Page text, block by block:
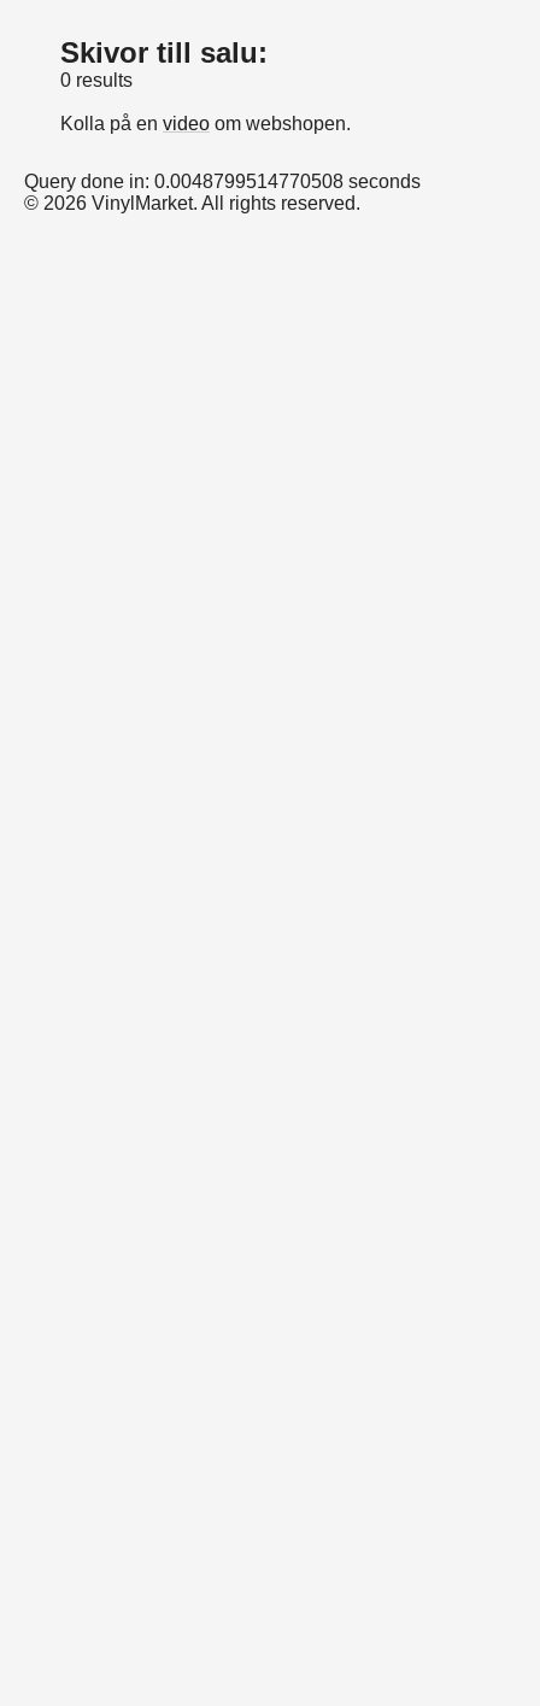
Skivor till salu:
0 results
Kolla på en video om webshopen.
Query done in: 0.0048799514770508 seconds
© 2026 VinylMarket. All rights reserved.